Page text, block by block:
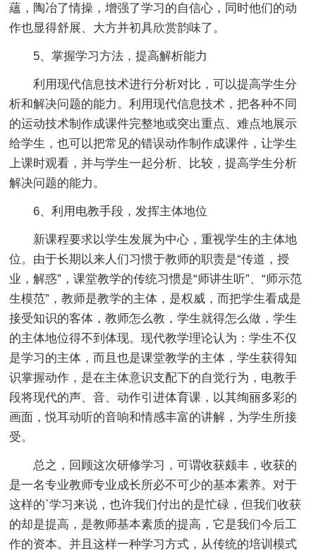
蘊，陶冶了情操，增强了学习的自信心，同时他们的动
作也显得舒展、大方并初具欣赏韵味了。
5、掌握学习方法，提高解析能力
利用现代信息技术进行分析对比，可以提高学生分
析和解决问题的能力。利用现代信息技术，把各种不同
的运动技术制作成课件完整地或突出重点、难点地展示
给学生，也可以把常见的错误动作制作成课件，让学生
上课时观看，并与学生一起分析、比较，提高学生分析
解决问题的能力。
6、利用电教手段，发挥主体地位
新课程要求以学生发展为中心，重视学生的主体地
位。由于长期以来人们习惯于教师的职责是“传道，授
业，解惑”，课堂教学的传统习惯是“师讲生听”、“师示范
生模范”，教师是教学的主体，是权威，而把学生看成是
接受知识的客体，教师怎么教，学生就得怎么做，学生
的主体地位得不到体现。现代教学理论认为：学生不仅
是学习的主体，而且也是课堂教学的主体，学生获得知
识掌握动作，是在主体意识支配下的自觉行为，电教手
段将现代的声、音、动作引进体育课，以其绚丽多彩的
画面，悦耳动听的音响和情感丰富的讲解，为学生所接
受。
总之，回顾这次研修学习，可谓收获颇丰，收获的
是一名专业教师专业成长所必不可少的基本素养。对于
这样的`学习来说，也许我们付出的是忙碌，但我们收获
的却是提高，是教师基本素质的提高，它是我们今后工
作的资本。并且这样一种学习方式，从传统的培训模式